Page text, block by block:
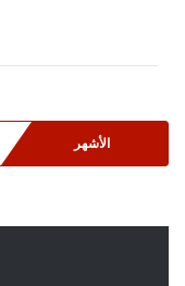
الأشهر